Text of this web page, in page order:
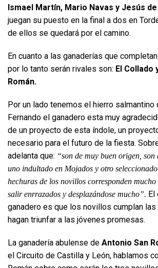
Ismael Martín, Mario Navas y Jesús de
juegan su puesto en la final a dos en
de ellos se quedará por el camino.
En cuanto a las ganaderías que
por lo tanto serán rivales son: El Collado
Román.
Por un lado tenemos el hierro salmantino
Fernando el ganadero esta muy
de un proyecto de esta índole, un
necesario para el futuro de la fiesta.
adelanta que: “son de muy buen origen, son
uno indultado en Mojados y otro
hechuras de los novillos corresponden
salir enrrazados y desplazándose mucho”. El
ganadero es que los novillos cumplan
hagan triunfar a las jóvenes promesas.
La ganadería abulense de Antonio San
el Circuito de Castilla y León, hablamos